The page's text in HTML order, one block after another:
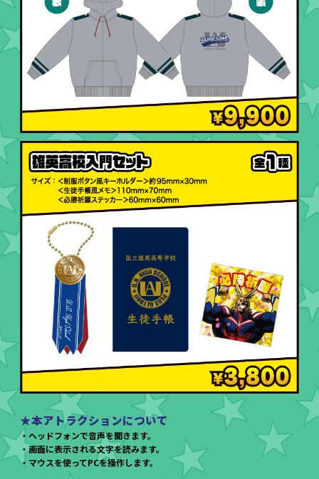
★本アトラクションについて
・ヘッドフォンで音声を聞きます。
・画面に表示される文字を読みます。
・マウスを使ってPCを操作します。